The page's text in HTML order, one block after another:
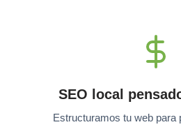
SEO local
Estructuramos tu web para